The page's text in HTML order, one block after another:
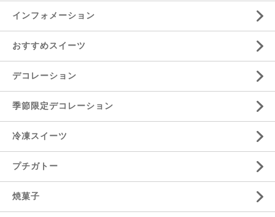
インフォメーション
おすすめスイーツ
デコレーション
季節限定デコレーション
冷凍スイーツ
プチガトー
焼菓子